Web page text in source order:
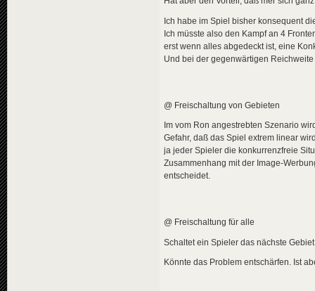
Ich habe im Spiel bisher konsequent
Ich müsste also den Kampf an 4
erst wenn alles abgedeckt ist, eine
Und bei der gegenwärtigen
@ Freischaltung von Gebieten
Im vom Ron angestrebten Szenario
Gefahr, daß das Spiel extrem linear
ja jeder Spieler die konkurrenzfreie
Zusammenhang mit der Image-
entscheidet.
@ Freischaltung für alle
Schaltet ein Spieler das nächste
Könnte das Problem entschärfen. Ist